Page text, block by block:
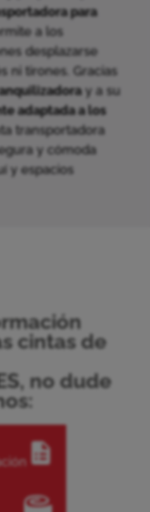
para
a los
desplazarse
ni tirones. Gracias
y a su
adaptada a los
transportadora
y cómoda
y espacios
cintas de
no dude